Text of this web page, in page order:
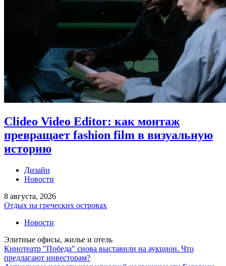
Clideo Video Editor: как монтаж
превращает fashion film в визуальную
историю
Дизайн
Новости
8 августа, 2026
Отдых на греческих островах
Новости
Элитные офисы, жилье и отель
Кинотеатр "Победа" снова выставили на аукцион. Что
предлагают инвесторам?